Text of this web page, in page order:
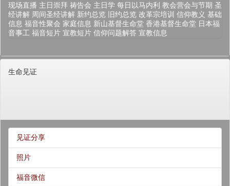
现场直播 主日崇拜 祷告会 主日学 每日以马内利 教会营会与节期 圣
经讲解 周间圣经讲解 新约总览 旧约总览 改革宗培训 信仰教义 基础
信息 福音性聚会 家庭信息 新山基督生命堂 香港基督生命堂 日本福
音事工 福音短片 宣教短片 信仰问题解答 宣教信息
生命见证
见证分享
照片
福音微信